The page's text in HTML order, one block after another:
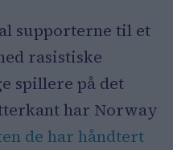
supporterne til et
rasistiske
spillere på det
har Norway
de har håndtert